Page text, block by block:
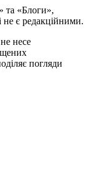
та «Блоги»,
не є редакційними.
несе
погляди